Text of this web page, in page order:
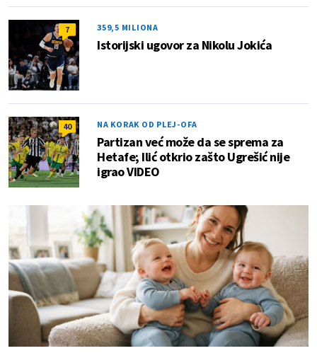
7 359,5 MILIONA
Istorijski ugovor za Nikolu Jokića
40 NA KORAK OD PLEJ-OFA
Partizan već može da se sprema za
Hetafe; Ilić otkrio zašto Ugrešić nije
igrao VIDEO